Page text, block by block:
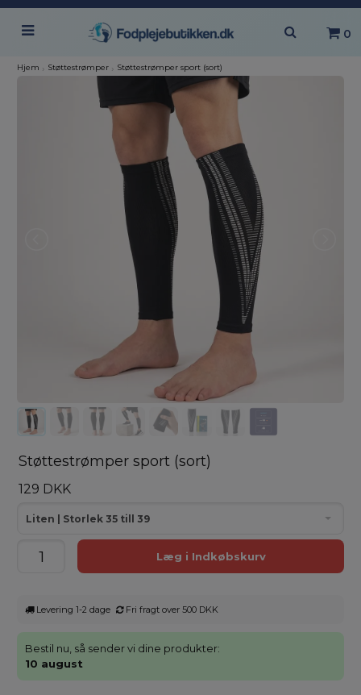
0
Hjem › Støttestrømper › Støttestrømper sport (sort)
Støttestrømper sport (sort)
129 DKK
Liten | Storlek 35 till 39
Levering 1-2 dage Fri fragt over 500 DKK
Bestil nu, så sender vi dine produkter:
10 august